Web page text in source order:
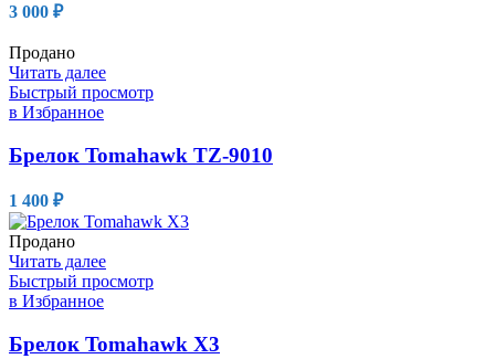
3 000 ₽
Продано
Читать далее
Быстрый просмотр
в Избранное
Брелок Tomahawk TZ-9010
1 400 ₽
Продано
Читать далее
Быстрый просмотр
в Избранное
Брелок Tomahawk X3